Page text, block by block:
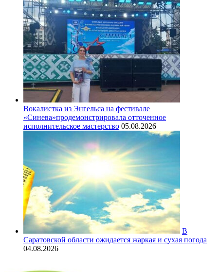
Вокалистка из Энгельса на фестивале
«Синева»продемонстрировала отточенное
исполнительское мастерство 05.08.2026
В
Саратовской области ожидается жаркая и сухая погода
04.08.2026